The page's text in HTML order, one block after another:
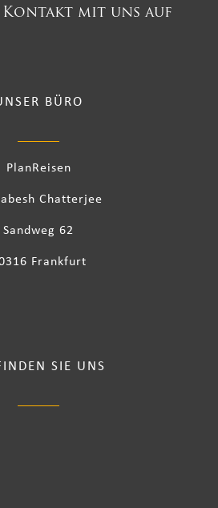
Kontakt mit uns auf
BÜRO
PlanReisen
Chatterjee
Sandweg 62
Frankfurt
SIE UNS